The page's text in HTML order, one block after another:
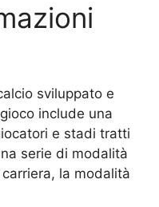
sviluppato e
include una
e stadi tratti
serie di modalità
la modalità